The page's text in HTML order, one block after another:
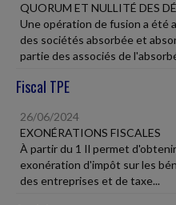
QUORUM ET NULLITÉ DES
Une opération de fusion a été
des sociétés absorbée et
partie des associés de
Fiscal TPE
26/06/2024
EXONÉRATIONS FISCALES
À partir du 1 Il permet
exonération d'impôt sur les
des entreprises et de taxe...